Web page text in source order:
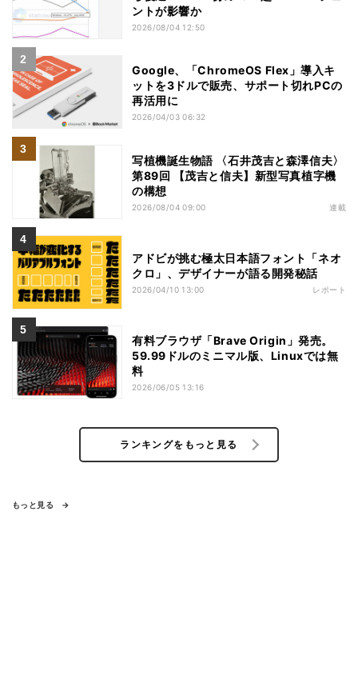
ントが影響か
2026/08/04 12:50
Google、「ChromeOS Flex」導入キ
ットを3ドルで販売、サポート切れPCの
再活用に
2026/04/03 06:32
写植機誕生物語 〈石井茂吉と森澤信夫〉
第89回 【茂吉と信夫】新型写真植字機
の構想
2026/08/04 09:00 連載
アドビが挑む極太日本語フォント「ネオ
クロ」、デザイナーが語る開発秘話
2026/04/10 13:00 レポート
有料ブラウザ「Brave Origin」発売。
59.99ドルのミニマル版、Linuxでは無
料
2026/06/05 13:16
ランキングをもっと見る
もっと見る